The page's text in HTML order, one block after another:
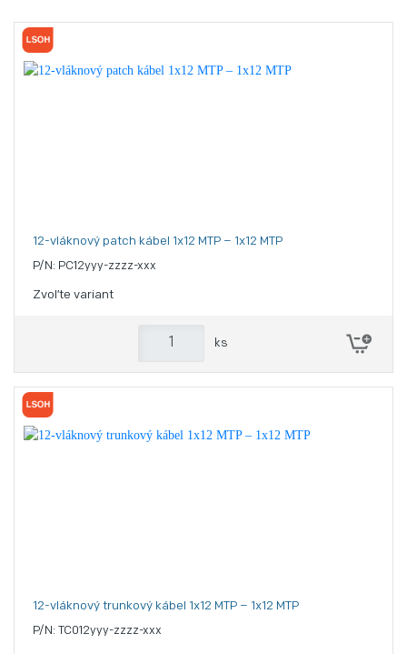
12-vláknový patch kábel 1x12 MTP – 1x12 MTP
P/N: PC12yyy-zzzz-xxx
Zvoľte variant
ks
12-vláknový trunkový kábel 1x12 MTP – 1x12 MTP
P/N: TC012yyy-zzzz-xxx